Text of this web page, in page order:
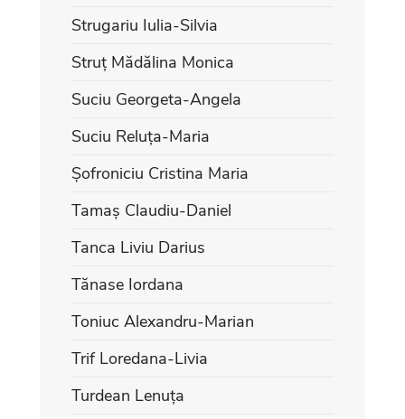
Strugariu Iulia-Silvia
Struț Mădălina Monica
Suciu Georgeta-Angela
Suciu Reluța-Maria
Șofroniciu Cristina Maria
Tamaș Claudiu-Daniel
Tanca Liviu Darius
Tănase Iordana
Toniuc Alexandru-Marian
Trif Loredana-Livia
Turdean Lenuța